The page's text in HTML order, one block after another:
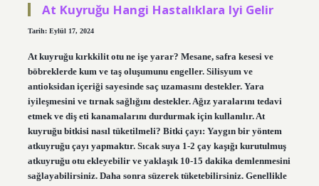
At Kuyruğu Hangi Hastalıklara Iyi Gelir
Tarih: Eylül 17, 2024
At kuyruğu kırkkilit otu ne işe yarar? Mesane, safra kesesi ve
böbreklerde kum ve taş oluşumunu engeller. Silisyum ve
antioksidan içeriği sayesinde saç uzamasını destekler. Yara
iyileşmesini ve tırnak sağlığını destekler. Ağız yaralarını tedavi
etmek ve diş eti kanamalarını durdurmak için kullanılır. At
kuyruğu bitkisi nasıl tüketilmeli? Bitki çayı: Yaygın bir yöntem
atkuyruğu çayı yapmaktır. Sıcak suya 1-2 çay kaşığı kurutulmuş
atkuyruğu otu ekleyebilir ve yaklaşık 10-15 dakika demlenmesini
sağlayabilirsiniz. Daha sonra süzerek tüketebilirsiniz. Genellikle